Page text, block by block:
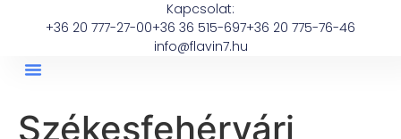
Kapcsolat:
+36 20 777-27-00+36 36 515-697+36 20 775-76-46
info@flavin7.hu
Székesfehérvári